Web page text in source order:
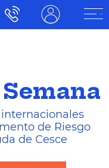
de Riesgo
de Cesce